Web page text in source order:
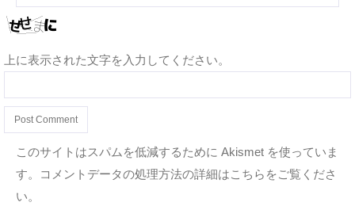
上に表示された文字を入力してください。
このサイトはスパムを低減するために Akismet を使っていま
す。
コメントデータの処理方法の詳細はこちらをご覧くださ
い。